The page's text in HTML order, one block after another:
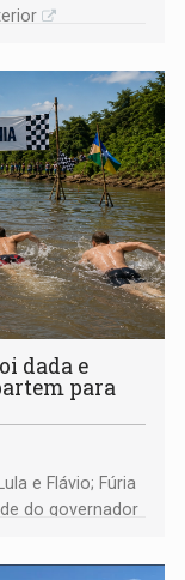
dada e
para
e Flávio; Fúria
do governador
faz evento em